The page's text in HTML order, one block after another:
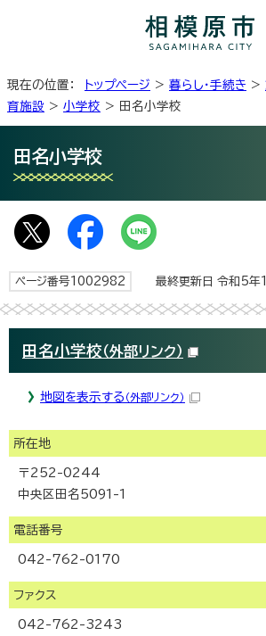
現在の位置： トップページ > 暮らし・手続き >
育施設 > 小学校 > 田名小学校
田名小学校
ページ番号1002982 最終更新日 令和5年
田名小学校（外部リンク）
地図を表示する （外部リンク）
所在地
〒252-0244
中央区田名5091-1
電話番号
042-762-0170
ファクス
042-762-3243